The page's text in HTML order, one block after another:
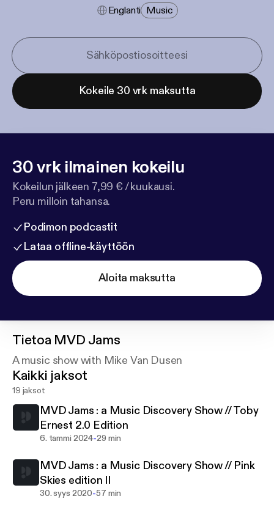
Englanti Music
Kokeile 30 vrk maksutta
30 vrk ilmainen kokeilu
Kokeilun jälkeen 7,99 € / kuukausi.
Peru milloin tahansa.
Podimon podcastit
Lataa offline-käyttöön
Aloita maksutta
Tietoa MVD Jams
A music show with Mike Van Dusen
Kaikki jaksot
19 jaksot
MVD Jams : a Music Discovery Show // Toby
Ernest 2.0 Edition
6. tammi 2024-29 min
MVD Jams : a Music Discovery Show // Pink
Skies edition II
30. syys 2020-57 min